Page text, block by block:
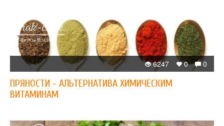
0
0
6247
ПРЯНОСТИ - АЛЬТЕРНАТИВА ХИМИЧЕСКИМ
ВИТАМИНАМ